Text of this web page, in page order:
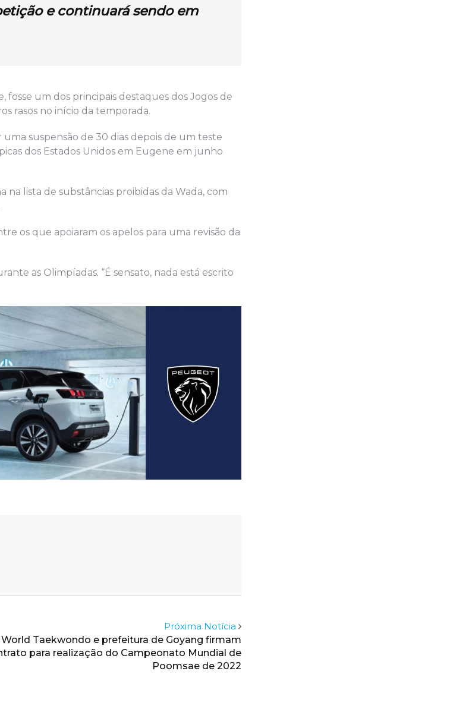
e continuará sendo em
fosse um dos principais destaques dos Jogos de
rasos no início da temporada.
suspensão de 30 dias depois de um teste
dos Estados Unidos em Eugene em junho
lista de substâncias proibidas da Wada, com
os que apoiaram os apelos para uma revisão da
as Olimpíadas. “É sensato, nada está escrito
Próxima Notícia
World Taekwondo e prefeitura de Goyang firmam
para realização do Campeonato Mundial de
Poomsae de 2022